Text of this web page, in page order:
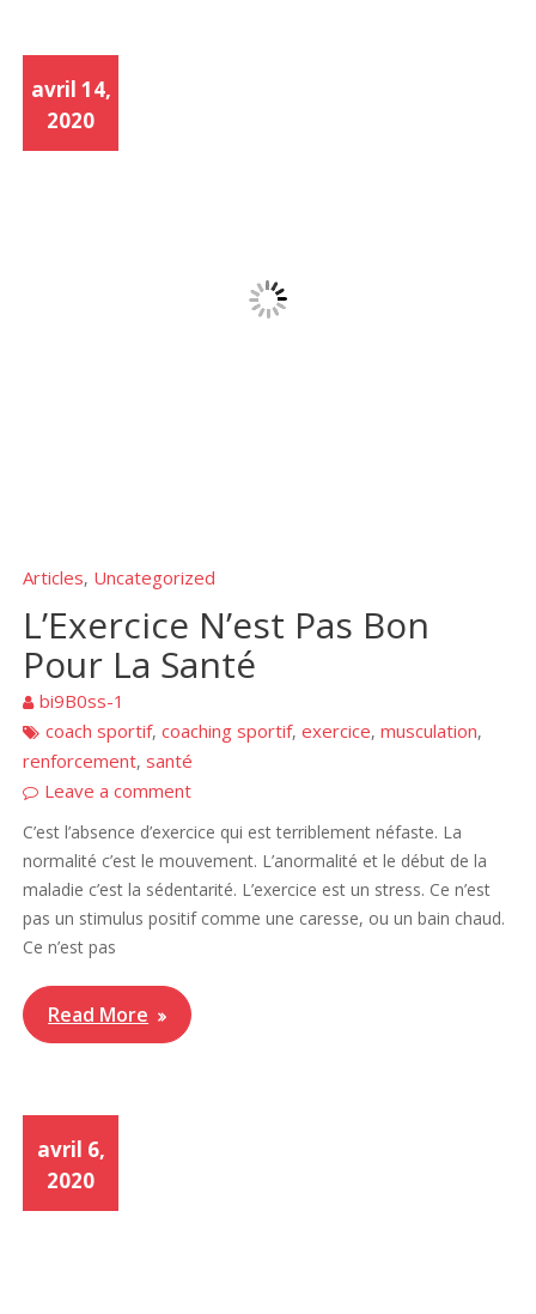
avril 14,
2020
Articles, Uncategorized
L’Exercice N’est Pas Bon
Pour La Santé
bi9B0ss-1
coach sportif,coaching sportif,exercice,musculation,
renforcement,santé
Leave a comment
C’est l’absence d’exercice qui est terriblement néfaste. La
normalité c’est le mouvement. L’anormalité et le début de la
maladie c’est la sédentarité. L’exercice est un stress. Ce n’est
pas un stimulus positif comme une caresse, ou un bain chaud.
Ce n’est pas
Read More
avril 6,
2020